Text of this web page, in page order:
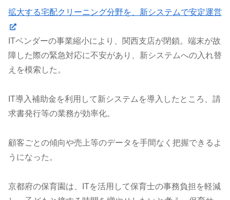
拡大する宅配クリーニング分野を、新システムで安定運営
ITベンダーの事業縮小により、関西支店が閉鎖。端末が故
障した際の緊急対応に不安があり、新システムへの入れ替
えを模索した。
IT導入補助金を利用して新システムを導入したところ、請
求書発行等の業務が効率化。
顧客ごとの傾向や売上等のデータを手間なく把握できるよ
うになった。
京都府の保育園は、ITを活用して保育士の事務負担を軽減